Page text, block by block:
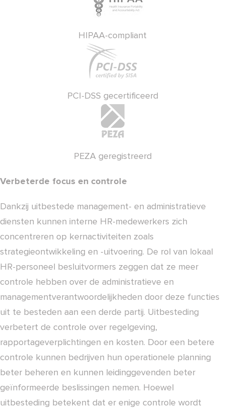
HIPAA-compliant
PCI-DSS gecertificeerd
PEZA geregistreerd
Verbeterde focus en controle
Dankzij uitbestede management- en administratieve
diensten kunnen interne HR-medewerkers zich
concentreren op kernactiviteiten zoals
strategieontwikkeling en -uitvoering. De rol van lokaal
HR-personeel besluitvormers zeggen dat ze meer
controle hebben over de administratieve en
managementverantwoordelijkheden door deze functies
uit te besteden aan een derde partij. Uitbesteding
verbetert de controle over regelgeving,
rapportageverplichtingen en kosten. Door een betere
controle kunnen bedrijven hun operationele planning
beter beheren en kunnen leidinggevenden beter
geïnformeerde beslissingen nemen. Hoewel
uitbesteding betekent dat er enige controle wordt